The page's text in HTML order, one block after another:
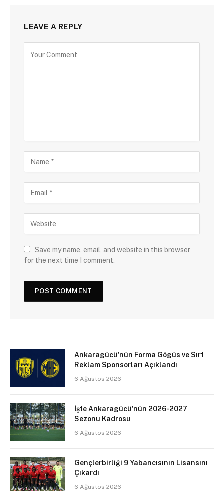
LEAVE A REPLY
Save my name, email, and website in this browser
for the next time I comment.
Ankaragücü’nün Forma Gögüs ve Sırt
Reklam Sponsorları Açıklandı
6 Ağustos 2026
İşte Ankaragücü’nün 2026-2027
Sezonu Kadrosu
6 Ağustos 2026
Gençlerbirliği 9 Yabancısının Lisansını
Çıkardı
6 Ağustos 2026